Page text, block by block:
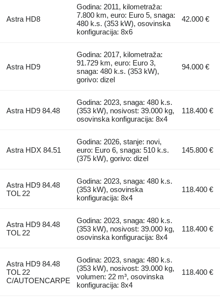
Astra HD8
Godina: 2011, kilometraža:
7.800 km, euro: Euro 5, snaga:
480 k.s. (353 kW), osovinska
konfiguracija: 8x6
42.000 €
Astra HD9
Godina: 2017, kilometraža:
91.729 km, euro: Euro 3,
snaga: 480 k.s. (353 kW),
gorivo: dizel
94.000 €
Astra HD9 84.48
Godina: 2023, snaga: 480 k.s.
(353 kW), nosivost: 39.000 kg,
osovinska konfiguracija: 8x4
118.400 €
Astra HDX 84.51
Godina: 2026, stanje: novi,
euro: Euro 6, snaga: 510 k.s.
(375 kW), gorivo: dizel
145.800 €
Astra HD9 84.48
TOL 22
Godina: 2023, snaga: 480 k.s.
(353 kW), osovinska
konfiguracija: 8x4
118.400 €
Astra HD9 84.48
TOL 22
Godina: 2023, snaga: 480 k.s.
(353 kW), nosivost: 39.000 kg,
osovinska konfiguracija: 8x4
118.400 €
Astra HD9 84.48
TOL 22
C/AUTOENCARPE
Godina: 2023, snaga: 480 k.s.
(353 kW), nosivost: 39.000 kg,
volumen: 22 m³, osovinska
konfiguracija: 8x4
118.400 €